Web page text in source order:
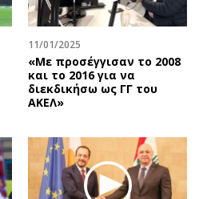
Ταξίδια
Συνταγές
Έξοδος
Media
Εκπομπές
Podcasts
Uncut
Προσφορές
11/01/2025
«Με προσέγγισαν το 2008
και το 2016 για να
διεκδικήσω ως ΓΓ του
ΑΚΕΛ»